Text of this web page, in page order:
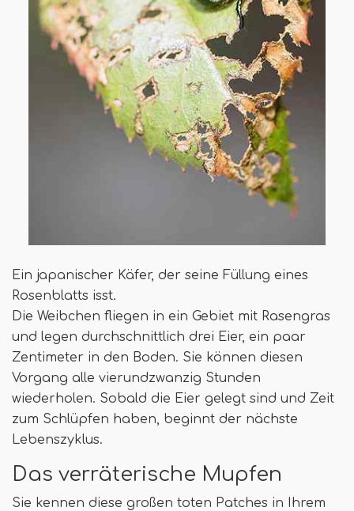
Ein japanischer Käfer, der seine Füllung eines
Rosenblatts isst.
Die Weibchen fliegen in ein Gebiet mit Rasengras
und legen durchschnittlich drei Eier, ein paar
Zentimeter in den Boden. Sie können diesen
Vorgang alle vierundzwanzig Stunden
wiederholen. Sobald die Eier gelegt sind und Zeit
zum Schlüpfen haben, beginnt der nächste
Lebenszyklus.
Das verräterische Mupfen
Sie kennen diese großen toten Patches in Ihrem